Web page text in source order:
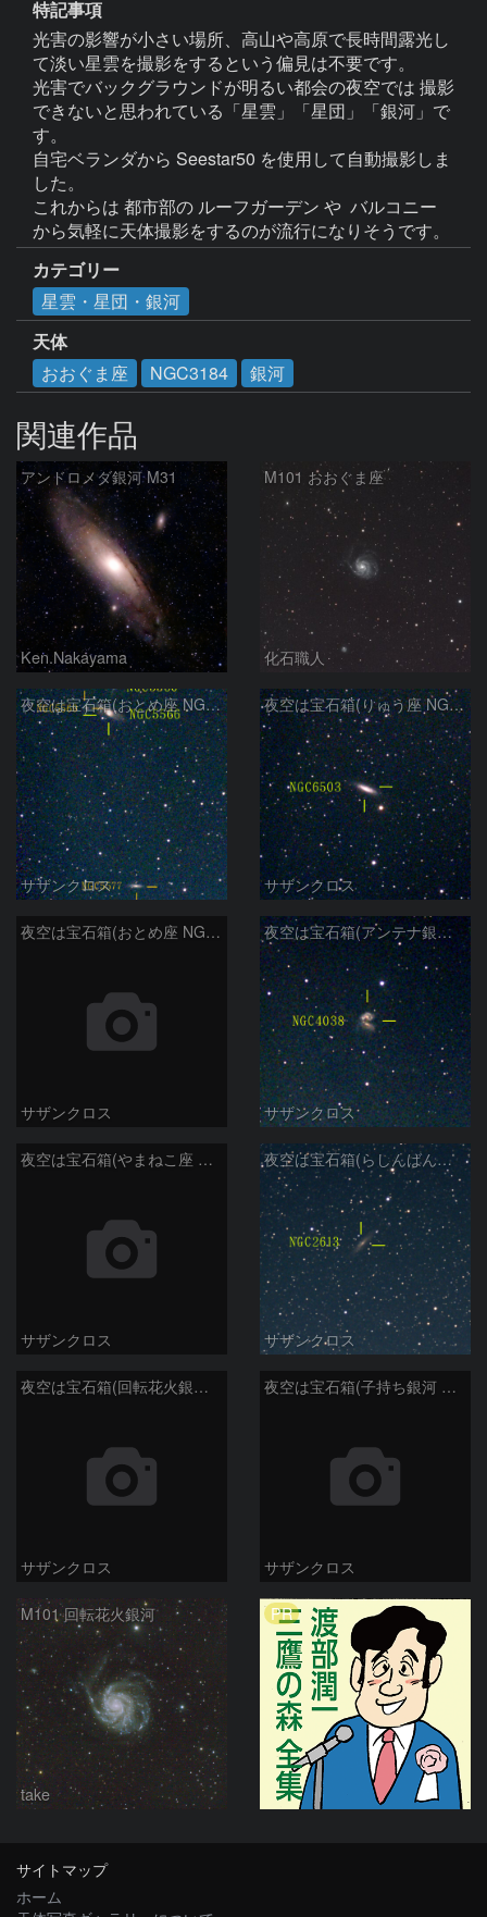
特記事項
光害の影響が小さい場所、高山や高原で長時間露光し
て淡い星雲を撮影をするという偏見は不要です。
光害でバックグラウンドが明るい都会の夜空では 撮影
できないと思われている「星雲」「星団」「銀河」で
す。
自宅ベランダから Seestar50 を使用して自動撮影しま
した。
これからは 都市部の ルーフガーデン や  バルコニー
カテゴリー
星雲・星団・銀河
天体
おおぐま座
NGC3184 銀河
関連作品
アンドロメダ銀河 M31
Ken.Nakayama
M101 おおぐま座
化石職人
夜空は宝石箱(おとめ座 NGC5566) Seestar50
サザンクロス
夜空は宝石箱(りゅう座 NGC6503) Seestar50
サザンクロス
夜空は宝石箱(おとめ座 NGC5746) Seestar50
サザンクロス
夜空は宝石箱(アンテナ銀河 NGC4038) Seestar50
サザンクロス
夜空は宝石箱(やまねこ座 NGC2683) Seestar50
サザンクロス
夜空は宝石箱(らしんばん座 NGC2613) Seestar50
サザンクロス
夜空は宝石箱(回転花火銀河 M101) Seestar50
サザンクロス
夜空は宝石箱(子持ち銀河 M51) Seestar50
サザンクロス
M101 回転花火銀河
take
PR
サイトマップ
ホーム